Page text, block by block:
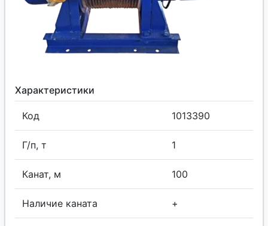
Характеристики
Код 1013390
Г/п, т 1
Канат, м 100
Наличие каната +